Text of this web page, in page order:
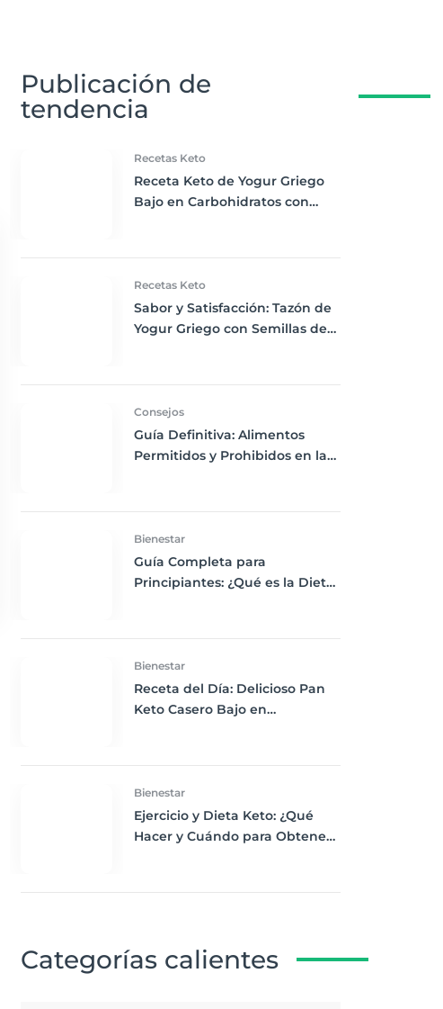
Publicación de
tendencia
Recetas Keto
Receta Keto de Yogur Griego
Bajo en Carbohidratos con
Recetas Keto
Sabor y Satisfacción: Tazón de
Yogur Griego con Semillas de
Consejos
Guía Definitiva: Alimentos
Permitidos y Prohibidos en la
Bienestar
Guía Completa para
Principiantes: ¿Qué es la Dieta
Bienestar
Receta del Día: Delicioso Pan
Keto Casero Bajo en
Bienestar
Ejercicio y Dieta Keto: ¿Qué
Hacer y Cuándo para Obtener
Categorías calientes